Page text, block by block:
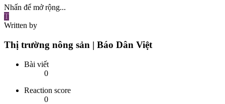
Nhấn để mở rộng...
T
Written by
Thị trường nông sản | Báo Dân Việt
Bài viết
0
Reaction score
0